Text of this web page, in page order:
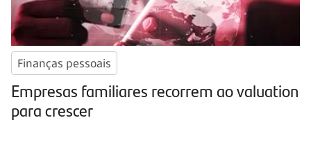
Finanças pessoais
Empresas familiares recorrem ao valuation
para crescer